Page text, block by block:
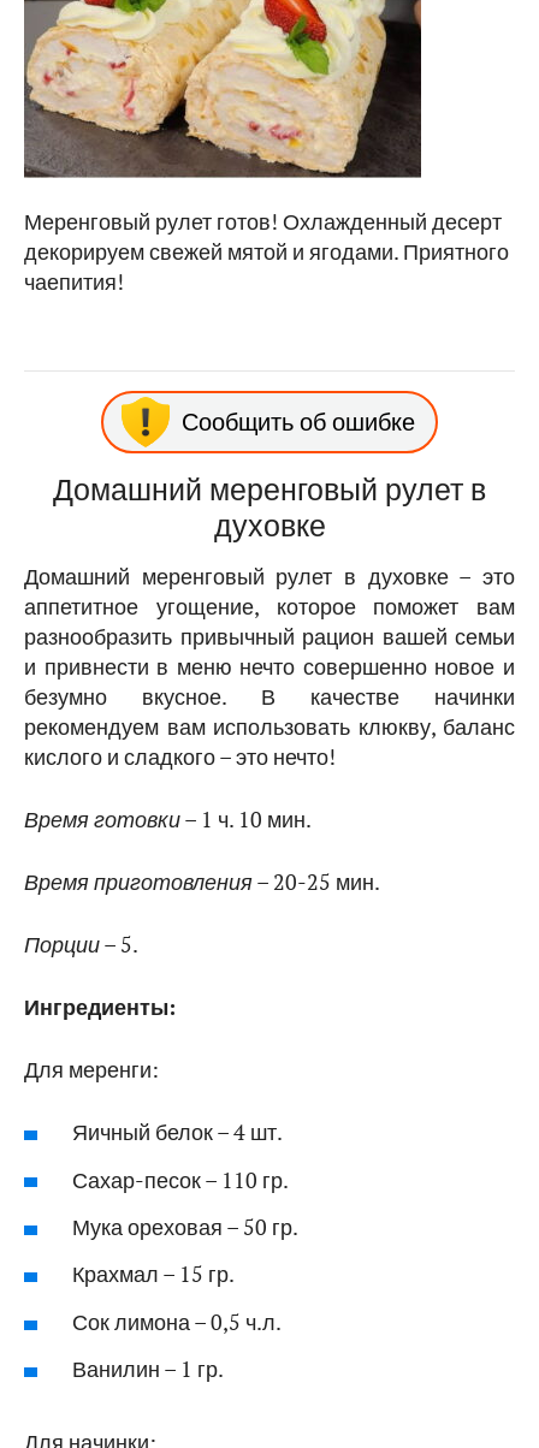
Меренговый рулет готов! Охлажденный десерт
декорируем свежей мятой и ягодами. Приятного
чаепития!
Сообщить об ошибке
Домашний меренговый рулет в
духовке
Домашний меренговый рулет в духовке – это
аппетитное угощение, которое поможет вам
разнообразить привычный рацион вашей семьи
и привнести в меню нечто совершенно новое и
безумно вкусное. В качестве начинки
рекомендуем вам использовать клюкву, баланс
кислого и сладкого – это нечто!
Время готовки– 1 ч. 10 мин.
Время приготовления– 20-25 мин.
Порции– 5.
Ингредиенты:
Для меренги:
Яичный белок – 4 шт.
Сахар-песок – 110 гр.
Мука ореховая – 50 гр.
Крахмал – 15 гр.
Сок лимона – 0,5 ч.л.
Ванилин – 1 гр.
Для начинки: